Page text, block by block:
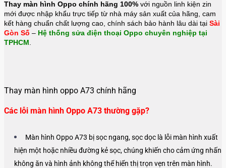
Thay màn hình Oppo chính hãng 100% với nguồn linh kiện zin
mới được nhập khẩu trực tiếp từ nhà máy sản xuất của hãng, cam
kết hàng chuẩn chất lượng cao, chính sách bảo hành lâu dài tại Sài
Gòn Số – Hệ thống sửa điện thoại Oppo chuyên nghiệp tại
TPHCM.
Thay màn hình oppo A73 chính hãng
Các lỗi màn hình Oppo A73 thường gặp?
Màn hình Oppo A73 bị sọc ngang, sọc dọc là lỗi màn hình xuất
hiện một hoặc nhiều đường kẻ sọc, chúng khiến cho cảm ứng nhấn
không ăn và hình ảnh không thể hiển thị trọn vẹn trên màn hình.